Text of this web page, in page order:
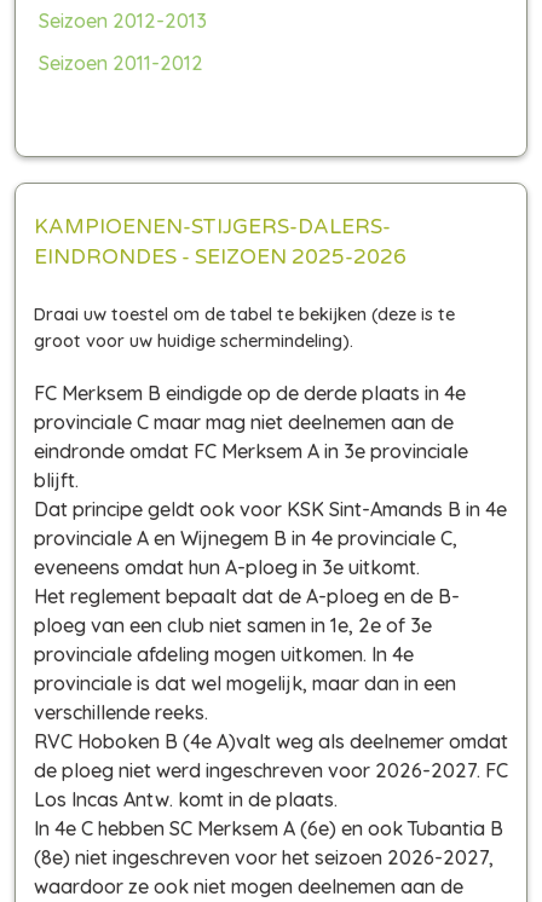
Seizoen 2012-2013
Seizoen 2011-2012
KAMPIOENEN-STIJGERS-DALERS-
EINDRONDES - SEIZOEN 2025-2026
FC Merksem B eindigde op de derde plaats in 4e
provinciale C maar mag niet deelnemen aan de
eindronde omdat FC Merksem A in 3e provinciale
blijft.
Dat principe geldt ook voor KSK Sint-Amands B in 4e
provinciale A en Wijnegem B in 4e provinciale C,
eveneens omdat hun A-ploeg in 3e uitkomt.
Het reglement bepaalt dat de A-ploeg en de B-
ploeg van een club niet samen in 1e, 2e of 3e
provinciale afdeling mogen uitkomen. In 4e
provinciale is dat wel mogelijk, maar dan in een
verschillende reeks.
RVC Hoboken B (4e A)valt weg als deelnemer omdat
de ploeg niet werd ingeschreven voor 2026-2027. FC
Los Incas Antw. komt in de plaats.
In 4e C hebben SC Merksem A (6e) en ook Tubantia B
(8e) niet ingeschreven voor het seizoen 2026-2027,
waardoor ze ook niet mogen deelnemen aan de